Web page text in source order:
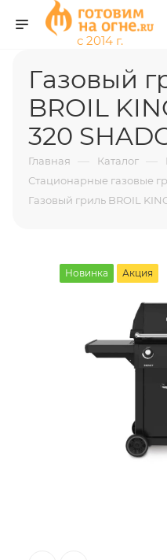
Газовый
BROIL
320
Главная — Каталог —
Стационарные газовые
Газовый гриль BROIL
Новинка Акция